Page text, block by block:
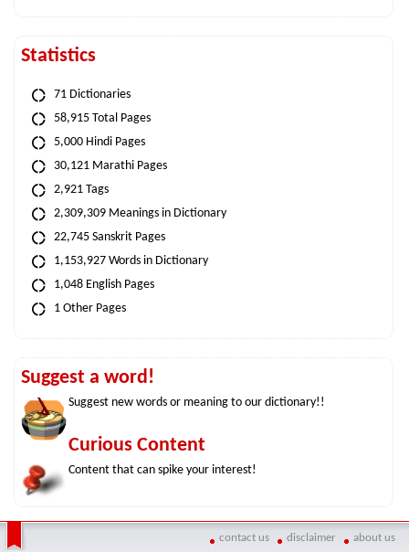
Statistics
71 Dictionaries
58,915 Total Pages
5,000 Hindi Pages
30,121 Marathi Pages
2,921 Tags
2,309,309 Meanings in Dictionary
22,745 Sanskrit Pages
1,153,927 Words in Dictionary
1,048 English Pages
1 Other Pages
Suggest a word!
Suggest new words or meaning to our dictionary!!
Curious Content
Content that can spike your interest!
contact us disclaimer about us